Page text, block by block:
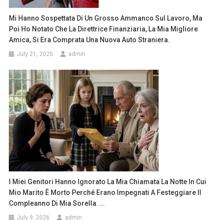
Mi Hanno Sospettata Di Un Grosso Ammanco Sul Lavoro, Ma
Poi Ho Notato Che La Direttrice Finanziaria, La Mia Migliore
Amica, Si Era Comprata Una Nuova Auto Straniera.
July 21, 2025 admin
I Miei Genitori Hanno Ignorato La Mia Chiamata La Notte In Cui
Mio Marito È Morto Perché Erano Impegnati A Festeggiare Il
Compleanno Di Mia Sorella. …
July 9, 2026 admin